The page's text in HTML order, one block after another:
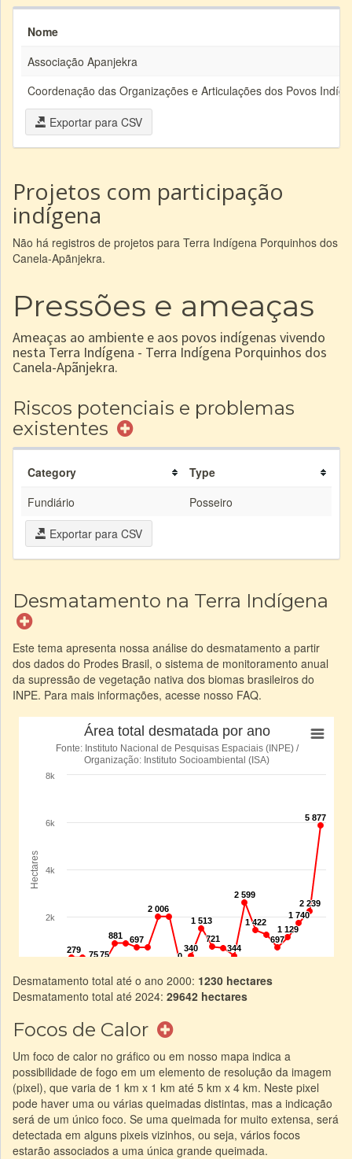
Nome
Associação Apanjekra
Coordenação das Organizações e Articulações dos Povos
Exportar para CSV
Projetos com participação
indígena
Não há registros de projetos para Terra Indígena Porquinhos dos
Canela-Apãnjekra.
Pressões e ameaças
Ameaças ao ambiente e aos povos indígenas vivendo
nesta Terra Indígena - Terra Indígena Porquinhos dos
Canela-Apãnjekra.
Riscos potenciais e problemas
existentes
Category
Type
Fundiário
Posseiro
Exportar para CSV
Desmatamento na Terra Indígena
Este tema apresenta nossa análise do desmatamento a partir
dos dados do Prodes Brasil, o sistema de monitoramento anual
da supressão de vegetação nativa dos biomas brasileiros do
INPE. Para mais informações, acesse nosso FAQ.
Desmatamento total até o ano 2000: 1230 hectares
Desmatamento total até 2024: 29642 hectares
Focos de Calor
Um foco de calor no gráfico ou em nosso mapa indica a
possibilidade de fogo em um elemento de resolução da imagem
(pixel), que varia de 1 km x 1 km até 5 km x 4 km. Neste pixel
pode haver uma ou várias queimadas distintas, mas a indicação
será de um único foco. Se uma queimada for muito extensa, será
detectada em alguns pixeis vizinhos, ou seja, vários focos
estarão associados a uma única grande queimada.